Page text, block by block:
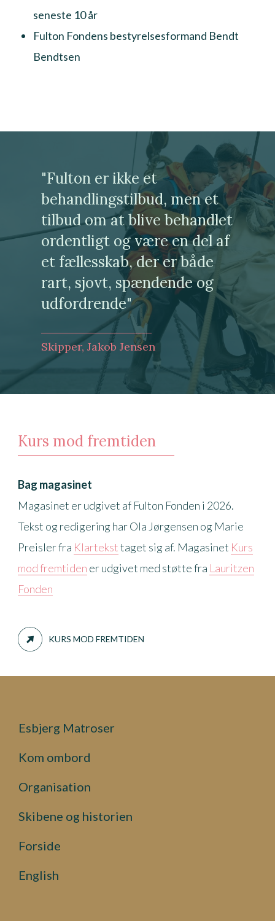
seneste 10 år
Fulton Fondens bestyrelsesformand Bendt
Bendtsen
"Fulton er ikke et
behandlingstilbud, men et
tilbud om at blive behandlet
ordentligt og være en del af
et fællesskab, der er både
rart, sjovt, spændende og
udfordrende"
Skipper, Jakob Jensen
Kurs mod fremtiden
Bag magasinet
Magasinet er udgivet af Fulton Fonden i 2026.
Tekst og redigering har Ola Jørgensen og Marie
Preisler fra Klarteksttaget sig af. Magasinet Kurs
mod fremtiden er udgivet med støtte fra Lauritzen
Fonden
KURS MOD FREMTIDEN
Esbjerg Matroser
Kom ombord
Organisation
Skibene og historien
Forside
English